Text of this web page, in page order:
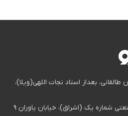
طالقانی، بعداز استاد نجات اللهی(ویلا)،
شماره یک (اشراق)، خیابان یاوران ۹